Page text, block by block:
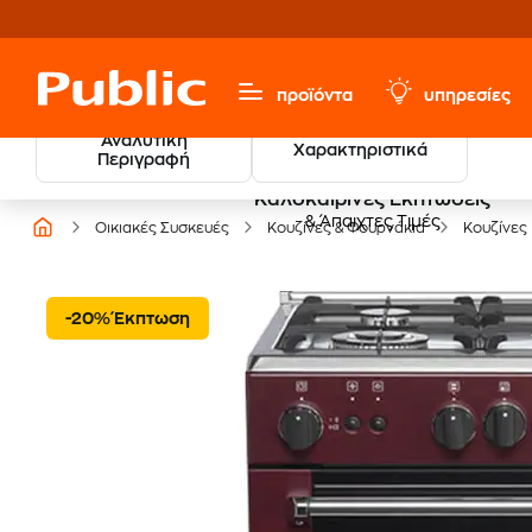
προϊόντα υπηρεσίες
Αναλυτική
Περιγραφή
Χαρακτηριστικά
Καλοκαιρινές Εκπτώσεις
& Άπαιχτες Τιμές
Οικιακές Συσκευές Κουζίνες & Φουρνάκια Κουζίνες
-20% Έκπτωση